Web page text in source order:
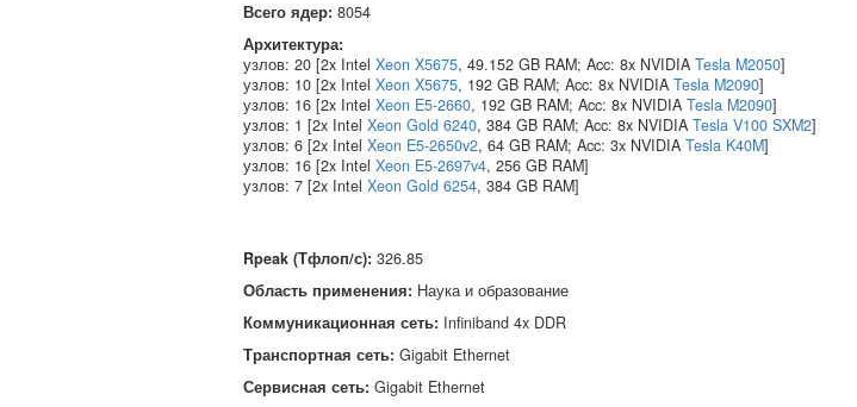
Всего ядер: 8054
Архитектура:
узлов: 20 [2x Intel Xeon X5675, 49.152 GB RAM; Acc: 8x NVIDIA Tesla M2050]
узлов: 10 [2x Intel Xeon X5675, 192 GB RAM; Acc: 8x NVIDIA Tesla M2090]
узлов: 16 [2x Intel Xeon E5-2660, 192 GB RAM; Acc: 8x NVIDIA Tesla M2090]
узлов: 1 [2x Intel Xeon Gold 6240, 384 GB RAM; Acc: 8x NVIDIA Tesla V100 SXM2]
узлов: 6 [2x Intel Xeon E5-2650v2, 64 GB RAM; Acc: 3x NVIDIA Tesla K40M]
узлов: 16 [2x Intel Xeon E5-2697v4, 256 GB RAM]
узлов: 7 [2x Intel Xeon Gold 6254, 384 GB RAM]
Rpeak (Тфлоп/с): 326.85
Область применения: Наука и образование
Коммуникационная сеть: Infiniband 4x DDR
Транспортная сеть: Gigabit Ethernet
Сервисная сеть: Gigabit Ethernet